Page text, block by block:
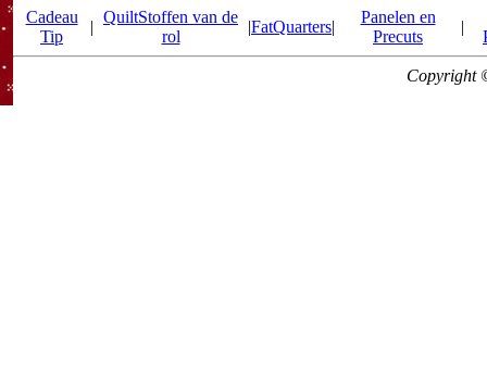
Cadeau
Tip
|
QuiltStoffen van de
rol
|FatQuarters|
Panelen en
Precuts
|
Copyright